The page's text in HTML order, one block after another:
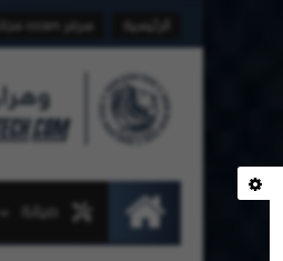
الرئيسية سرفر cccam مجاني
الرئيسيةصيانة